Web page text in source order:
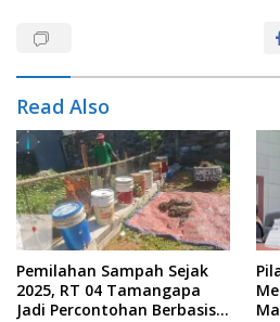
Read Also
Pemilahan Sampah Sejak
2025, RT 04 Tamangapa
Jadi Percontohan Berbasis